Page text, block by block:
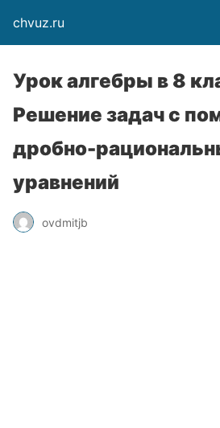
chvuz.ru
Урок алгебры в 8
Решение задач с
дробно-
уравнений
ovdmitjb